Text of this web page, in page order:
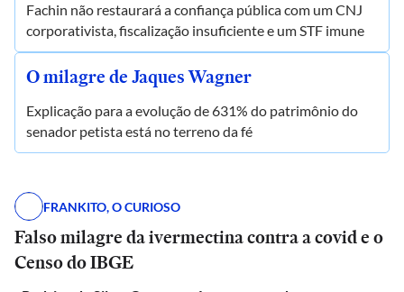
Fachin não restaurará a confiança pública com um CNJ
corporativista, fiscalização insuficiente e um STF imune
O milagre de Jaques Wagner
Explicação para a evolução de 631% do patrimônio do
senador petista está no terreno da fé
FRANKITO, O CURIOSO
Falso milagre da ivermectina contra a covid e o
Censo do IBGE